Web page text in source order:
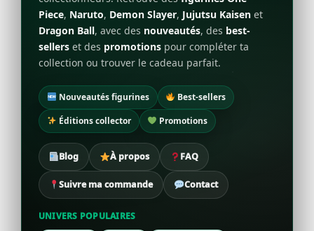
Piece, Naruto, Demon Slayer, Jujutsu Kaisen et
Dragon Ball, avec des nouveautés, des best-
sellers et des promotions pour compléter ta
collection ou trouver le cadeau parfait.
Nouveautés figurines
Best-sellers
Éditions collector
Promotions
Blog À propos FAQ
Suivre ma commande Contact
UNIVERS POPULAIRES